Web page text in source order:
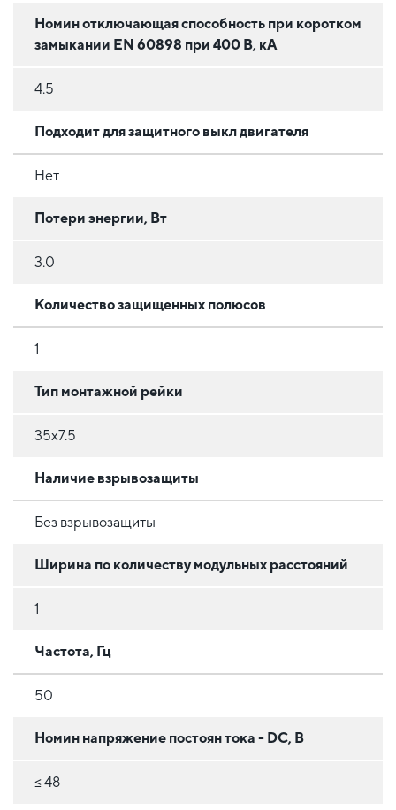
Номин отключающая способность при коротком
замыкании EN 60898 при 400 В, кА
4.5
Подходит для защитного выкл двигателя
Нет
Потери энергии, Вт
3.0
Количество защищенных полюсов
1
Тип монтажной рейки
35x7.5
Наличие взрывозащиты
Без взрывозащиты
Ширина по количеству модульных расстояний
1
Частота, Гц
50
Номин напряжение постоян тока - DC, В
≤ 48